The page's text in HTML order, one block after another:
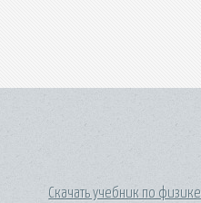
Скачать учебник по физике